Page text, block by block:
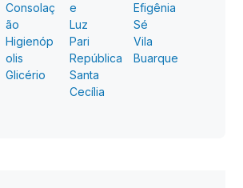
Consolaç
ão
Higienóp
olis
Glicério
e
Luz
Pari
República
Santa
Cecília
Efigênia
Sé
Vila
Buarque